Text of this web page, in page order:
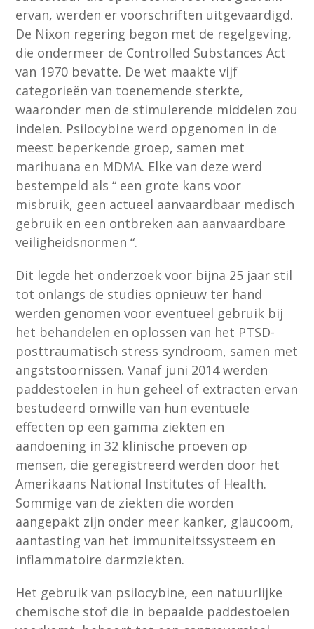
ervan, werden er voorschriften uitgevaardigd.
De Nixon regering begon met de regelgeving,
die ondermeer de Controlled Substances Act
van 1970 bevatte. De wet maakte vijf
categorieën van toenemende sterkte,
waaronder men de stimulerende middelen zou
indelen. Psilocybine werd opgenomen in de
meest beperkende groep, samen met
marihuana en MDMA. Elke van deze werd
bestempeld als “ een grote kans voor
misbruik, geen actueel aanvaardbaar medisch
gebruik en een ontbreken aan aanvaardbare
veiligheidsnormen “.
Dit legde het onderzoek voor bijna 25 jaar stil
tot onlangs de studies opnieuw ter hand
werden genomen voor eventueel gebruik bij
het behandelen en oplossen van het PTSD-
posttraumatisch stress syndroom, samen met
angststoornissen. Vanaf juni 2014 werden
paddestoelen in hun geheel of extracten ervan
bestudeerd omwille van hun eventuele
effecten op een gamma ziekten en
aandoening in 32 klinische proeven op
mensen, die geregistreerd werden door het
Amerikaans National Institutes of Health.
Sommige van de ziekten die worden
aangepakt zijn onder meer kanker, glaucoom,
aantasting van het immuniteitssysteem en
inflammatoire darmziekten.
Het gebruik van psilocybine, een natuurlijke
chemische stof die in bepaalde paddestoelen